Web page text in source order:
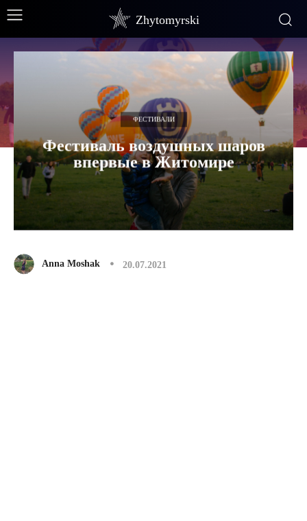
Zhytomyrski
ФЕСТИВАЛИ
Фестиваль воздушных шаров
впервые в Житомире
Anna Moshak 20.07.2021